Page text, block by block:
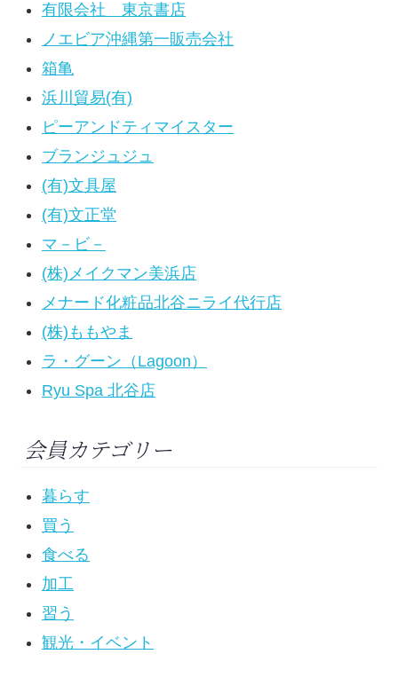
有限会社 東京書店
ノエビア沖縄第一販売会社
箱亀
浜川貿易(有)
ピーアンドティマイスター
ブランジュジュ
(有)文具屋
(有)文正堂
マ－ビ－
(株)メイクマン美浜店
メナード化粧品北谷ニライ代行店
(株)ももやま
ラ・グーン（Lagoon）
Ryu Spa 北谷店
会員カテゴリー
暮らす
買う
食べる
加工
習う
観光・イベント